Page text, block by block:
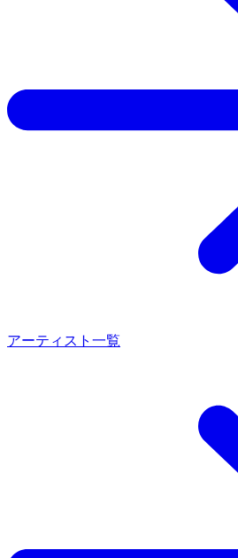
アーティスト一覧